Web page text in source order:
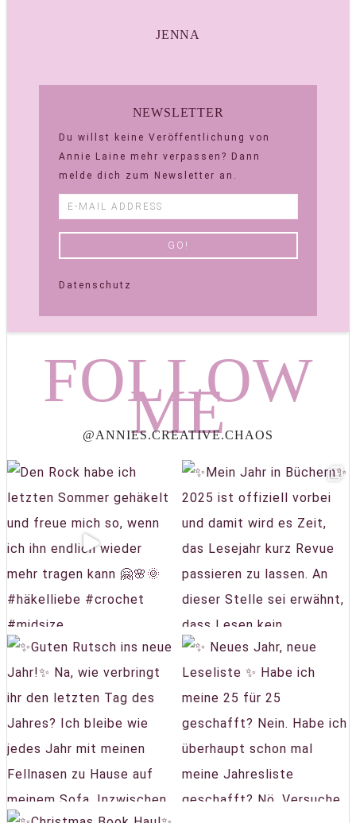
JENNA
NEWSLETTER
Du willst keine Veröffentlichung von
Annie Laine mehr verpassen? Dann
melde dich zum Newsletter an.
Datenschutz
FOLLOW
ME
@ANNIES.CREATIVE.CHAOS